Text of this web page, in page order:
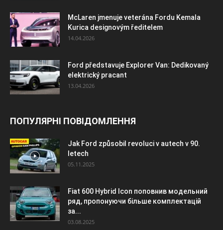
McLaren jmenuje veterána Fordu Kemala
Kurica designovým ředitelem
14.04.2026
Ford představuje Explorer Van: Dedikovaný
elektrický pracant
13.04.2026
ПОПУЛЯРНІ ПОВІДОМЛЕННЯ
Jak Ford způsobil revoluci v autech v 90.
letech
05.11.2025
Fiat 600 Hybrid Icon поповнив модельний
ряд, пропонуючи більше комплектацій
за...
03.08.2025